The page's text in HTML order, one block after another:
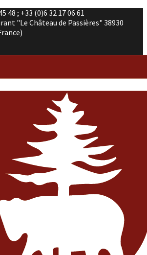
48 ; +33 (0)6 32 17 06 61
"Le Château de Passières" 38930